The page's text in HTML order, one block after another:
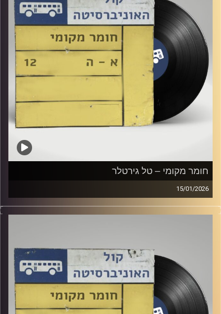
חומר מקומי – טל גירטלר
15/01/2026
שעה של מוזיקה ישראלית עם טל גירטלר